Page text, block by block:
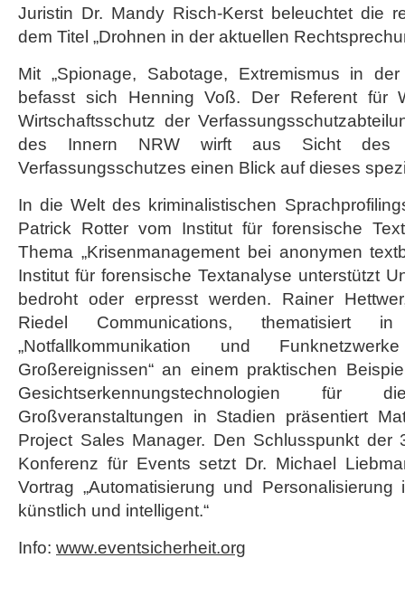
Juristin Dr. Mandy Risch-Kerst beleuchtet die
dem Titel „Drohnen in der aktuellen
Mit „Spionage, Sabotage, Extremismus in der
befasst sich Henning Voß. Der Referent für
Wirtschaftsschutz der
des Innern NRW wirft aus Sicht des
Verfassungsschutzes einen Blick auf dieses
In die Welt des kriminalistischen
Patrick Rotter vom Institut für forensische
Thema „Krisenmanagement bei anonymen
Institut für forensische Textanalyse unterstützt
bedroht oder erpresst werden. Rainer
Riedel Communications,
„Notfallkommunikation und
Großereignissen“ an einem praktischen
Gesichtserkennungstechnologien
Großveranstaltungen in Stadien präsentiert
Project Sales Manager. Den Schlusspunkt der
Konferenz für Events setzt Dr. Michael
Vortrag „Automatisierung und
künstlich und intelligent.“
Info: www.eventsicherheit.org